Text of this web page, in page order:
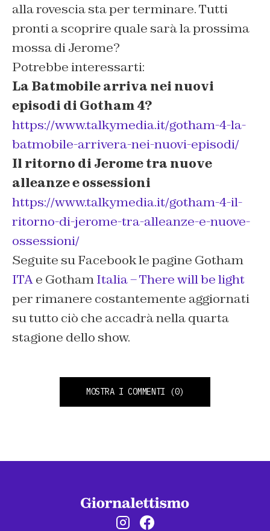
alla rovescia sta per terminare. Tutti
pronti a scoprire quale sarà la prossima
mossa di Jerome?
Potrebbe interessarti:
La Batmobile arriva nei nuovi
episodi di Gotham 4?
https://www.talkymedia.it/gotham-4-la-
batmobile-arrivera-nei-nuovi-episodi/
Il ritorno di Jerome tra nuove
alleanze e ossessioni
https://www.talkymedia.it/gotham-4-il-
ritorno-di-jerome-tra-alleanze-e-nuove-
ossessioni/
Seguite su Facebook le pagine Gotham
ITAe GothamItalia – There will be light
per rimanere costantemente aggiornati
su tutto ciò che accadrà nella quarta
stagione dello show.
MOSTRA I COMMENTI (0)